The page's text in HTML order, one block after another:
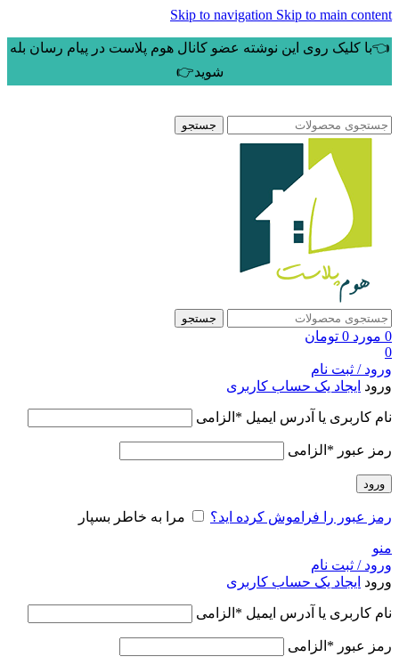
Skip to navigation Skip to main content
👈با کلیک روی این نوشته عضو کانال هوم پلاست در پیام رسان بله
شوید👉
جستجو
جستجو
0 مورد 0 تومان
0
ورود / ثبت نام
ورود ایجاد یک حساب کاربری
نام کاربری یا آدرس ایمیل * الزامی
رمز عبور * الزامی
ورود
رمز عبور را فراموش کرده اید؟ مرا به خاطر بسپار
منو
ورود / ثبت نام
ورود ایجاد یک حساب کاربری
نام کاربری یا آدرس ایمیل * الزامی
رمز عبور * الزامی